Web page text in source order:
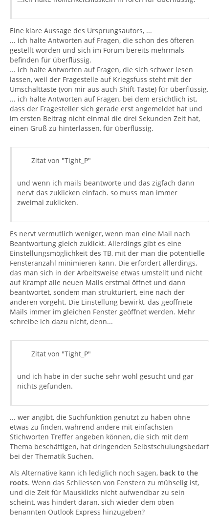
Eine klare Aussage des Ursprungsautors, ...
... ich halte Antworten auf Fragen, die schon des öfteren
gestellt worden und sich im Forum bereits mehrmals
befinden für überflüssig.
... ich halte Antworten auf Fragen, die sich schwer lesen
lassen, weil der Fragestelle auf Kriegsfuss steht mit der
Umschalttaste (von mir aus auch Shift-Taste) für überflüssig.
... ich halte Antworten auf Fragen, bei dem ersichtlich ist,
dass der Fragesteller sich gerade erst angemeldet hat und
im ersten Beitrag nicht einmal die drei Sekunden Zeit hat,
einen Gruß zu hinterlassen, für überflüssig.
Zitat von "Tight_P"
und wenn ich mails beantworte und das zigfach dann
nervt das zuklicken einfach. so muss man immer
zweimal zuklicken.
Es nervt vermutlich weniger, wenn man eine Mail nach
Beantwortung gleich zuklickt. Allerdings gibt es eine
Einstellungsmöglichkeit des TB, mit der man die potentielle
Fensteranzahl minimieren kann. Die erfordert allerdings,
das man sich in der Arbeitsweise etwas umstellt und nicht
auf Krampf alle neuen Mails erstmal öffnet und dann
beantwortet, sondem man strukturiert, eine nach der
anderen vorgeht. Die Einstellung bewirkt, das geöffnete
Mails immer im gleichen Fenster geöffnet werden. Mehr
schreibe ich dazu nicht, denn...
Zitat von "Tight_P"
und ich habe in der suche sehr wohl gesucht und gar
nichts gefunden.
... wer angibt, die Suchfunktion genutzt zu haben ohne
etwas zu finden, während andere mit einfachsten
Stichworten Treffer angeben können, die sich mit dem
Thema beschäftigen, hat dringenden Selbstschulungsbedarf
bei der Thematik Suchen.
Als Alternative kann ich lediglich noch sagen, back to the
roots. Wenn das Schliessen von Fenstern zu mühselig ist,
und die Zeit für Mausklicks nicht aufwendbar zu sein
scheint, was hindert daran, sich wieder dem oben
benannten Outlook Express hinzugeben?